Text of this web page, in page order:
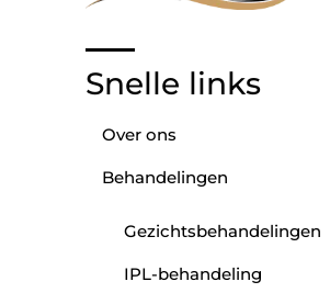
Snelle links
Over ons
Behandelingen
Gezichtsbehandelingen
IPL-behandeling